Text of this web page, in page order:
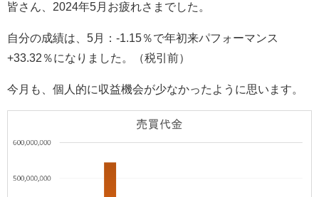
皆さん、2024年5月お疲れさまでした。
自分の成績は、5月：-1.15％で年初来パフォーマンス
+33.32％になりました。（税引前）
今月も、個人的に収益機会が少なかったように思います。